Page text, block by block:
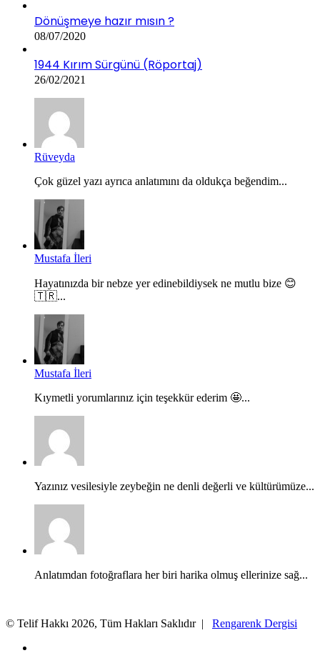
Dönüşmeye hazır mısın ?
08/07/2020
1944 Kırım Sürgünü (Röportaj)
26/02/2021
Rüveyda
Çok güzel yazı ayrıca anlatımını da oldukça beğendim...
Mustafa İleri
Hayatınızda bir nebze yer edinebildiysek ne mutlu bize 😊
🇹🇷...
Mustafa İleri
Kıymetli yorumlarınız için teşekkür ederim 🤩...
Yazınız vesilesiyle zeybeğin ne denli değerli ve kültürümüze...
Anlatımdan fotoğraflara her biri harika olmuş ellerinize sağ...
© Telif Hakkı 2026, Tüm Hakları Saklıdır | Rengarenk Dergisi